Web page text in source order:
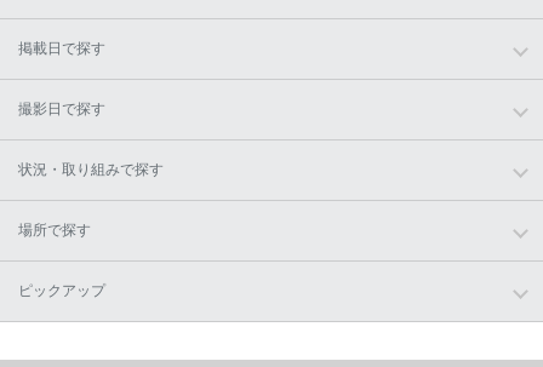
掲載日で探す
撮影日で探す
状況・取り組みで探す
場所で探す
ピックアップ